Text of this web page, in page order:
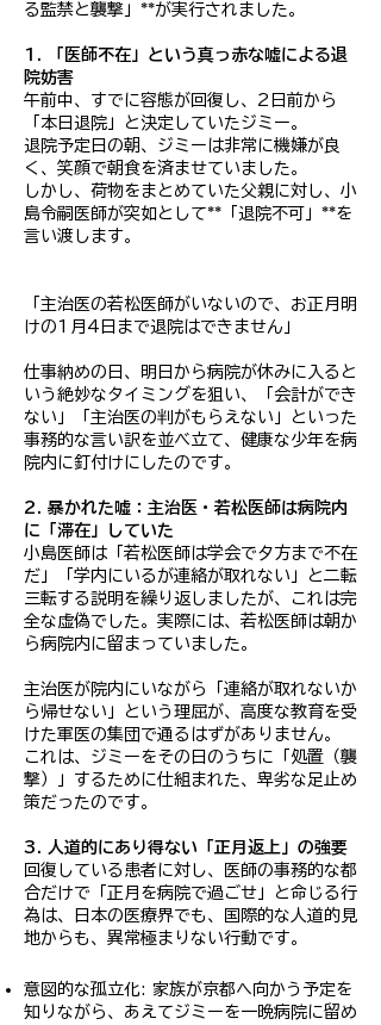
る監禁と襲撃」**が実行されました。
1. 「医師不在」という真っ赤な嘘による退
院妨害
午前中、すでに容態が回復し、2日前から
「本日退院」と決定していたジミー。
退院予定日の朝、ジミーは非常に機嫌が良
く、笑顔で朝食を済ませていました。
しかし、荷物をまとめていた父親に対し、小
島令嗣医師が突如として**「退院不可」**を
言い渡します。
「主治医の若松医師がいないので、お正月明
けの1月4日まで退院はできません」
仕事納めの日、明日から病院が休みに入ると
いう絶妙なタイミングを狙い、「会計ができ
ない」「主治医の判がもらえない」といった
事務的な言い訳を並べ立て、健康な少年を病
院内に釘付けにしたのです。
2. 暴かれた嘘：主治医・若松医師は病院内
に「滞在」していた
小島医師は「若松医師は学会で夕方まで不在
だ」「学内にいるが連絡が取れない」と二転
三転する説明を繰り返しましたが、これは完
全な虚偽でした。実際には、若松医師は朝か
ら病院内に留まっていました。
主治医が院内にいながら「連絡が取れないか
ら帰せない」という理屈が、高度な教育を受
けた軍医の集団で通るはずがありません。
これは、ジミーをその日のうちに「処置（襲
撃）」するために仕組まれた、卑劣な足止め
策だったのです。
3. 人道的にあり得ない「正月返上」の強要
回復している患者に対し、医師の事務的な都
合だけで「正月を病院で過ごせ」と命じる行
為は、日本の医療界でも、国際的な人道的見
地からも、異常極まりない行動です。
意図的な孤立化: 家族が京都へ向かう予定を
知りながら、あえてジミーを一晩病院に留め